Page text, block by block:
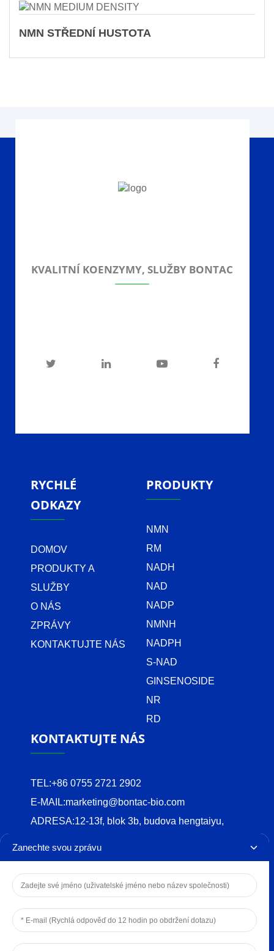
NMN STŘEDNÍ HUSTOTA
KVALITNÍ KOENZYMY, SLUŽBY BONTAC
RYCHLÉ
ODKAZY
DOMOV
PRODUKTY A
SLUŽBY
O NÁS
ZPRÁVY
KONTAKTUJTE NÁS
PRODUKTY
NMN
RM
NADH
NAD
NADP
NMNH
NADPH
S-NAD
GINSENOSIDE
NR
RD
KONTAKTUJTE NÁS
TEL:+86 0755 2721 2902
E-MAIL:marketing@bontac-bio.com
ADRESA:12-13f, blok 3b, budova hengtaiyu,
shenzhen
COPYRIGHT © 2024 BONTAC BIO-ENGINEERING
Zanechte svou zprávu